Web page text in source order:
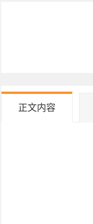
正文内容